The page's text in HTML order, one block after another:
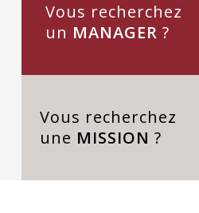
Vous recherchez
un MANAGER ?
Vous recherchez
une MISSION ?